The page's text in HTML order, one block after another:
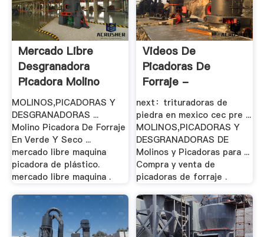
Mercado Libre
Desgranadora
Picadora Molino
MOLINOS,PICADORAS Y
DESGRANADORAS ...
Molino Picadora De Forraje
En Verde Y Seco ...
mercado libre maquina
picadora de plástico.
mercado libre maquina .
Videos De
Picadoras De
Forraje -
Trituradora De La .
next：trituradoras de
piedra en mexico cec pre ...
MOLINOS,PICADORAS Y
DESGRANADORAS DE
Molinos y Picadoras para ...
Compra y venta de
picadoras de forraje .